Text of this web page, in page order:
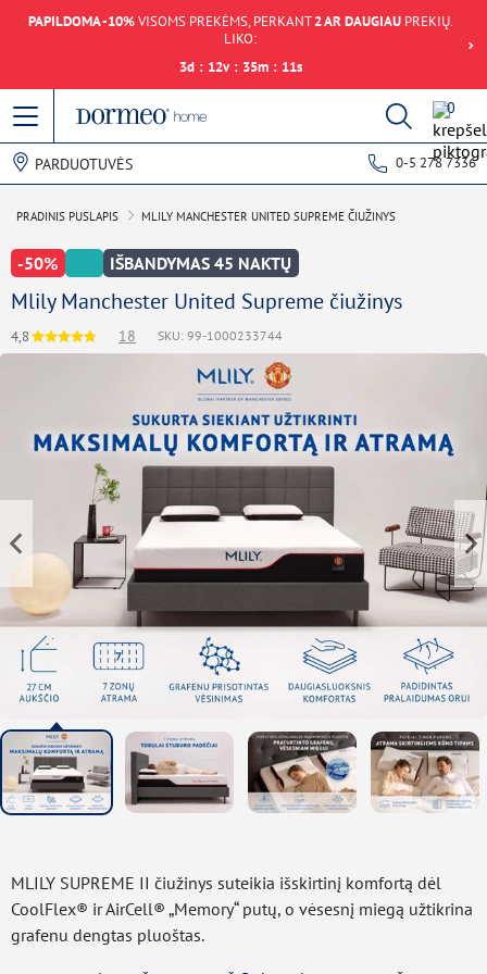
PAPILDOMA -10%VISOMS PREKĖMS, PERKANT2 AR DAUGIAUPREKIŲ.
LIKO:
3d : 12v : 35m : 11s
0
PARDUOTUVĖS 0-5 278 7336
PRADINIS PUSLAPIS MLILY MANCHESTER UNITED SUPREME ČIUŽINYS
-50% IŠBANDYMAS 45 NAKTŲ
Mlily Manchester United Supreme čiužinys
4,8 18 SKU: 99-1000233744
MLILY SUPREME II čiužinys suteikia išskirtinį komfortą dėl
CoolFlex® ir AirCell® „Memory“ putų, o vėsesnį miegą užtikrina
grafenu dengtas pluoštas.